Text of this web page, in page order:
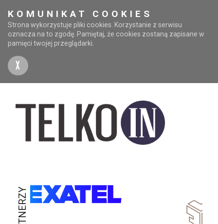
KOMUNIKAT COOKIES
Strona wykorzystuje pliki cookies. Korzystanie z serwisu
oznacza na to zgodę. Pamiętaj, że cookies zostaną zapisane w
pamięci twojej przeglądarki.
X